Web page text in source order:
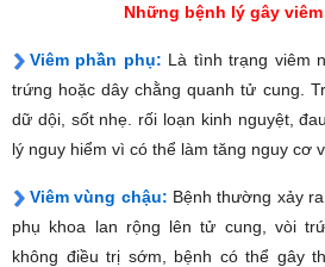
Những bệnh lý gây
Viêm phần phụ: Là tình trạng viêm
trứng hoặc dây chằng quanh tử cung.
dữ dội, sốt nhẹ. rối loạn kinh nguyệt,
lý nguy hiểm vì có thể làm tăng nguy cơ
Viêm vùng chậu: Bệnh thường xảy
phụ khoa lan rộng lên tử cung, vòi
không điều trị sớm, bệnh có thể gây